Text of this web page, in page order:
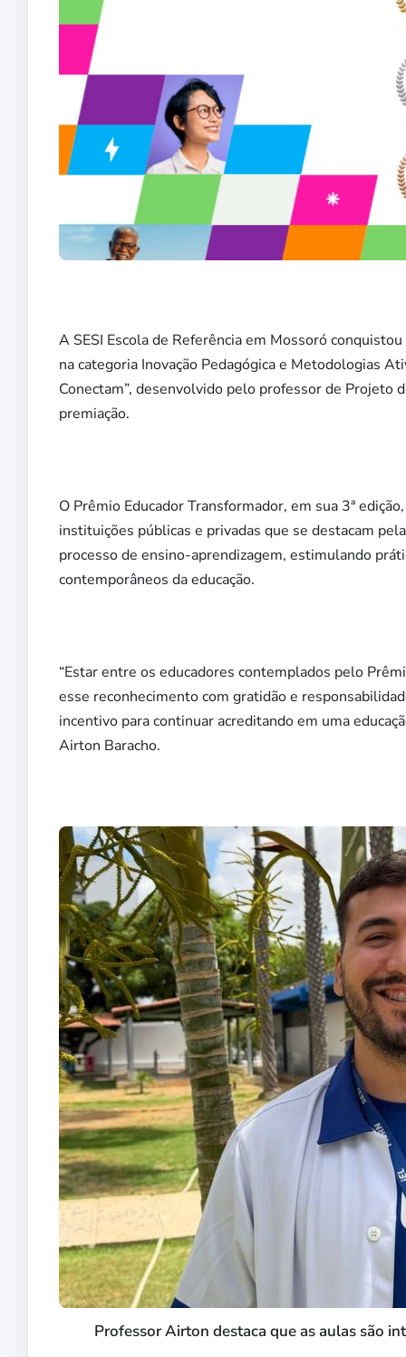
A SESI Escola de Referência em Mossoró
na categoria Inovação Pedagógica e Metodologias
Conectam”, desenvolvido pelo professor de Projeto
premiação.
O Prêmio Educador Transformador, em sua 3ª
instituições públicas e privadas que se destacam
processo de ensino-aprendizagem, estimulando
contemporâneos da educação.
“Estar entre os educadores contemplados pelo
esse reconhecimento com gratidão e
incentivo para continuar acreditando em uma
Airton Baracho.
Professor Airton destaca que as aulas são